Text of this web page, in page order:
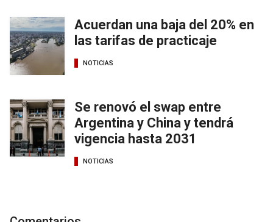
Acuerdan una baja del 20% en
las tarifas de practicaje
NOTICIAS
Se renovó el swap entre
Argentina y China y tendrá
vigencia hasta 2031
NOTICIAS